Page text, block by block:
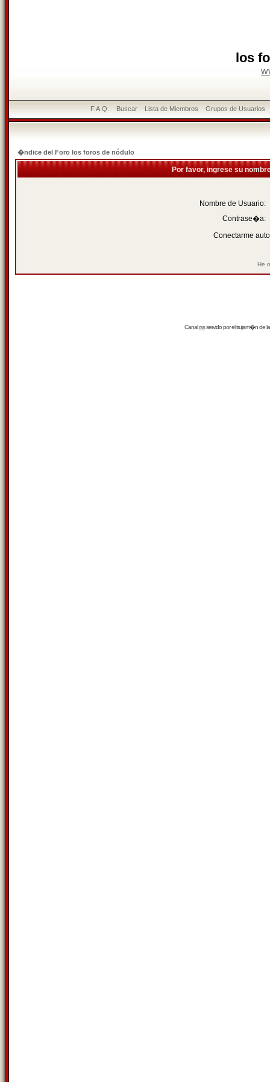
los
F.A.Q. Buscar Lista de Miembros Grupos de Usuarios
�ndice del Foro los foros de nódulo
Por favor, ingrese su
Nombre de Usuario:
Contrase�a:
Conectarme
He
Canalrssservido por eltrujam�nde